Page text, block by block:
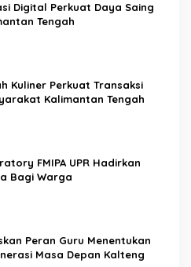
Digital Perkuat Daya Saing
Tengah
Kuliner Perkuat Transaksi
Kalimantan Tengah
FMIPA UPR Hadirkan
Bagi Warga
Peran Guru Menentukan
Masa Depan Kalteng